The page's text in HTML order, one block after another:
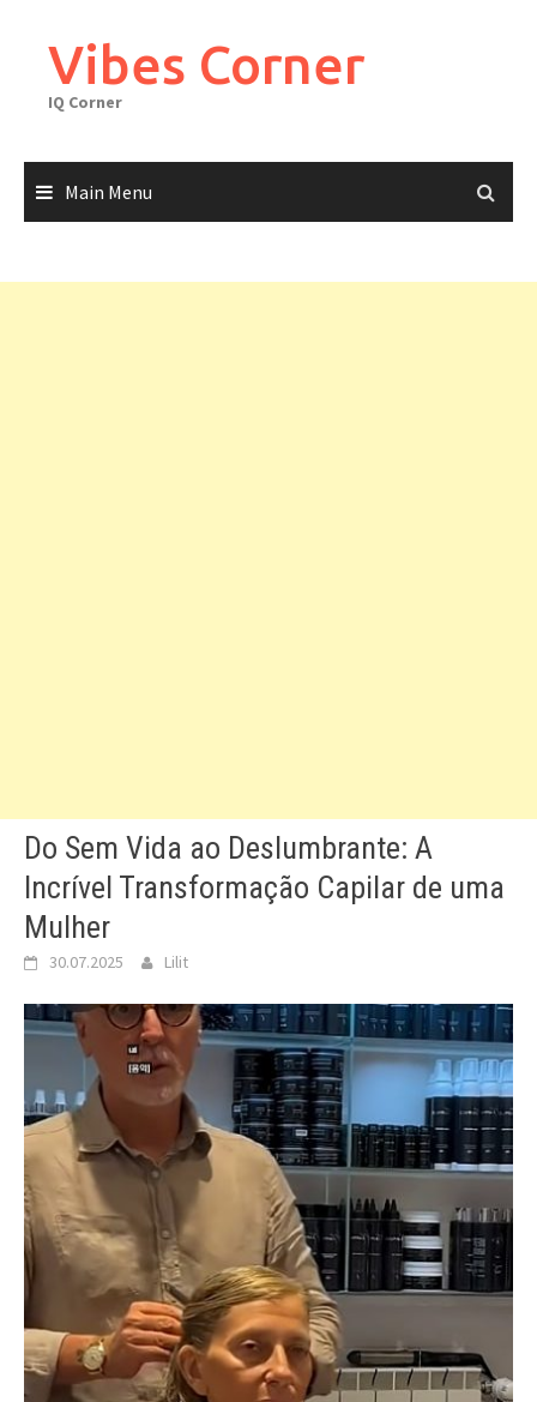
contentVibes Corner
IQ Corner
Main Menu
Do Sem Vida ao Deslumbrante: A
Incrível Transformação Capilar de uma
Mulher
30.07.2025 Lilit